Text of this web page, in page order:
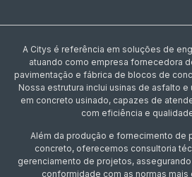
A Citys é referência em soluções de
atuando como empresa fornecedora
pavimentação e fábrica de blocos de
Nossa estrutura inclui usinas de asfalto
em concreto usinado, capazes de
com eficiência e
Além da produção e fornecimento de
concreto, oferecemos consultoria
gerenciamento de projetos,
conformidade com as normas